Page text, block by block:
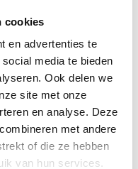
cookies
en advertenties te
media te bieden
Ook delen we
site met onze
en analyse. Deze
met andere
of die ze hebben
van hun services.
Purewhite
Korte Mouw
Blauw
€59,99